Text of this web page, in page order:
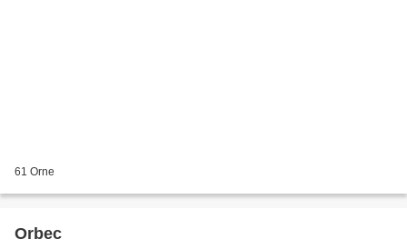
61 Orne
Orbec